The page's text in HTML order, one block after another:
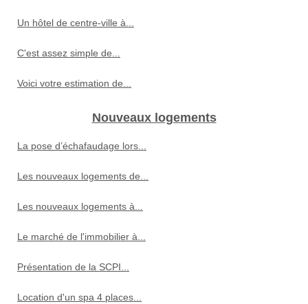
Un hôtel de centre-ville à...
C'est assez simple de...
Voici votre estimation de...
Nouveaux logements
La pose d’échafaudage lors...
Les nouveaux logements de...
Les nouveaux logements à...
Le marché de l'immobilier à...
Présentation de la SCPI...
Location d'un spa 4 places...